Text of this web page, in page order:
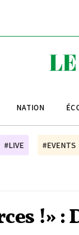
NATION
#LIVE #EVENTS
!»